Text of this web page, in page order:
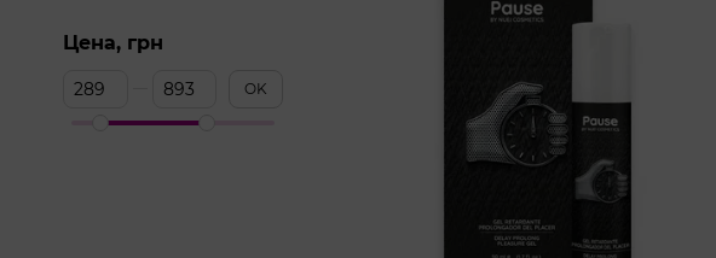
Цена, грн
От Цена, грн
До Цена, грн OK